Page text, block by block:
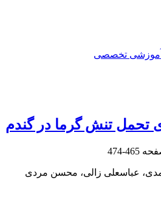
آموزشی تخصصی
تنش گرما در گندم
465-474
عباسعلی زالی، محسن مردی